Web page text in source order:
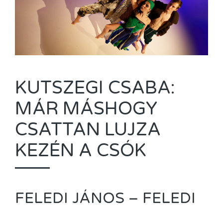
KUTSZEGI CSABA:
MÁR MÁSHOGY
CSATTAN LUJZA
KEZÉN A CSÓK
FELEDI JÁNOS – FELEDI